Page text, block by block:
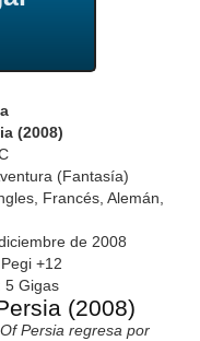
(2008)
(Fantasía)
Francés, Alemán,
de 2008
+12
5 Gigas
(2008)
Persia regresa por